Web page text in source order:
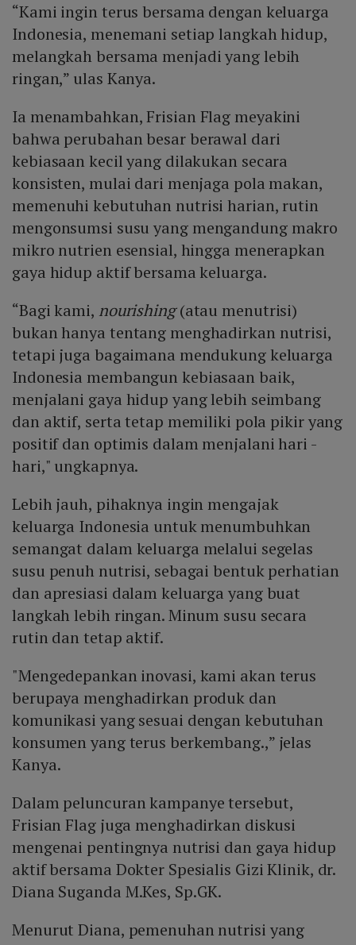
“Kami ingin terus bersama dengan keluarga
Indonesia, menemani setiap langkah hidup,
melangkah bersama menjadi yang lebih
ringan,” ulas Kanya.
Ia menambahkan, Frisian Flag meyakini
bahwa perubahan besar berawal dari
kebiasaan kecil yang dilakukan secara
konsisten, mulai dari menjaga pola makan,
memenuhi kebutuhan nutrisi harian, rutin
mengonsumsi susu yang mengandung makro
mikro nutrien esensial, hingga menerapkan
gaya hidup aktif bersama keluarga.
“Bagi kami, nourishing(atau menutrisi)
bukan hanya tentang menghadirkan nutrisi,
tetapi juga bagaimana mendukung keluarga
Indonesia membangun kebiasaan baik,
menjalani gaya hidup yang lebih seimbang
dan aktif, serta tetap memiliki pola pikir yang
positif dan optimis dalam menjalani hari -
hari," ungkapnya.
Lebih jauh, pihaknya ingin mengajak
keluarga Indonesia untuk menumbuhkan
semangat dalam keluarga melalui segelas
susu penuh nutrisi, sebagai bentuk perhatian
dan apresiasi dalam keluarga yang buat
langkah lebih ringan. Minum susu secara
rutin dan tetap aktif.
"Mengedepankan inovasi, kami akan terus
berupaya menghadirkan produk dan
komunikasi yang sesuai dengan kebutuhan
konsumen yang terus berkembang.,” jelas
Kanya.
Dalam peluncuran kampanye tersebut,
Frisian Flag juga menghadirkan diskusi
mengenai pentingnya nutrisi dan gaya hidup
aktif bersama Dokter Spesialis Gizi Klinik, dr.
Diana Suganda M.Kes, Sp.GK.
Menurut Diana, pemenuhan nutrisi yang